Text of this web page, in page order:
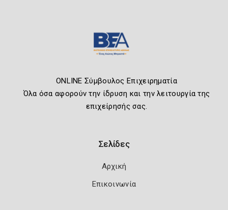
ONLINE Σύμβουλος Επιχειρηματία
Όλα όσα αφορούν την ίδρυση και την λειτουργία της
επιχείρησής σας.
Σελίδες
Αρχική
Επικοινωνία